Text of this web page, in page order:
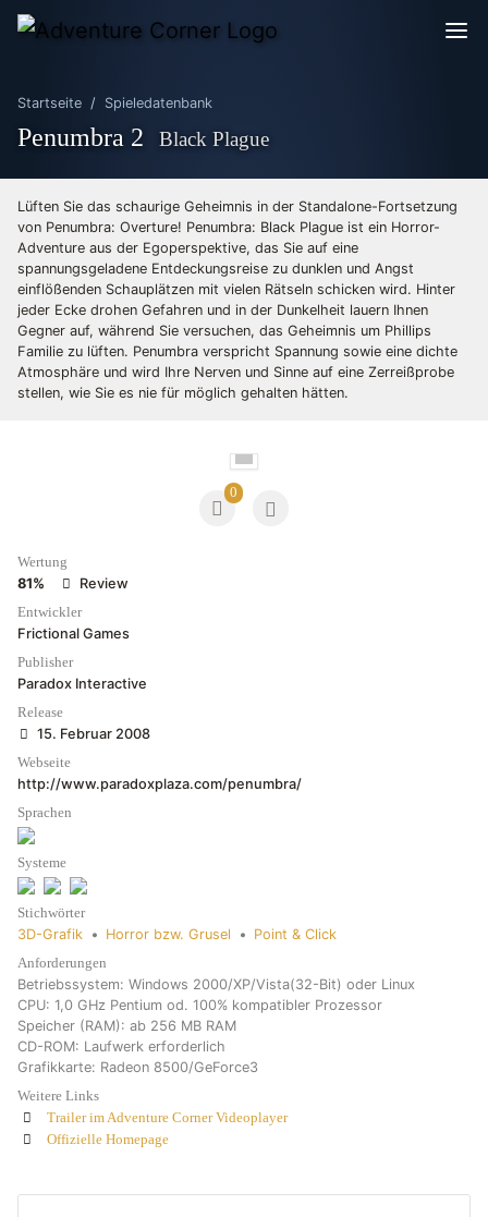
Startseite Spieledatenbank
Penumbra 2 Black Plague
Lüften Sie das schaurige Geheimnis in der Standalone-Fortsetzung
von Penumbra: Overture! Penumbra: Black Plague ist ein Horror-
Adventure aus der Egoperspektive, das Sie auf eine
spannungsgeladene Entdeckungsreise zu dunklen und Angst
einflößenden Schauplätzen mit vielen Rätseln schicken wird. Hinter
jeder Ecke drohen Gefahren und in der Dunkelheit lauern Ihnen
Gegner auf, während Sie versuchen, das Geheimnis um Phillips
Familie zu lüften. Penumbra verspricht Spannung sowie eine dichte
Atmosphäre und wird Ihre Nerven und Sinne auf eine Zerreißprobe
stellen, wie Sie es nie für möglich gehalten hätten.
0
Wertung
81% Review
Entwickler
Frictional Games
Publisher
Paradox Interactive
Release
15. Februar 2008
Webseite
http://www.paradoxplaza.com/penumbra/
Sprachen
Systeme
Stichwörter
3D-Grafik • Horror bzw. Grusel • Point & Click
Anforderungen
Betriebssystem: Windows 2000/XP/Vista(32-Bit) oder Linux
CPU: 1,0 GHz Pentium od. 100% kompatibler Prozessor
Speicher (RAM): ab 256 MB RAM
CD-ROM: Laufwerk erforderlich
Grafikkarte: Radeon 8500/GeForce3
Weitere Links
Trailer im Adventure Corner Videoplayer
Offizielle Homepage